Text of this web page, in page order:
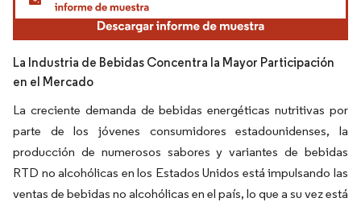
La Industria de Bebidas Concentra la Mayor Participación
en el Mercado
La creciente demanda de bebidas energéticas nutritivas por
parte de los jóvenes consumidores estadounidenses, la
producción de numerosos sabores y variantes de bebidas
RTD no alcohólicas en los Estados Unidos está impulsando las
ventas de bebidas no alcohólicas en el país, lo que a su vez está